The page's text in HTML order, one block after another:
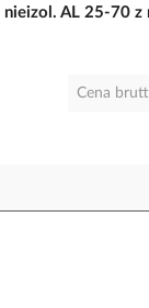
AL 25-70
Cena